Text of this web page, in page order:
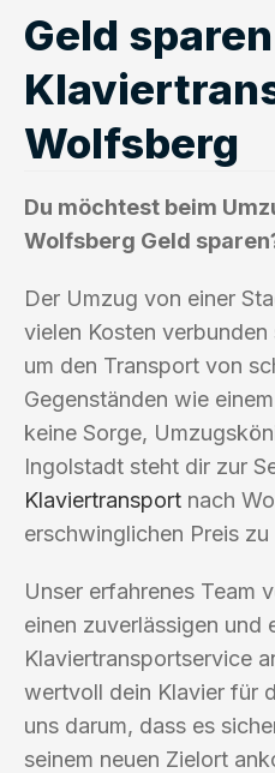
Geld
Wolfsberg
Du möchtest beim
Wolfsberg Geld
Der Umzug von einer
vielen Kosten
um den Transport von
Gegenständen wie
keine Sorge,
Ingolstadt steht dir zur
Klaviertransport nach
erschwinglichen Preis zu
Unser erfahrenes Team
einen zuverlässigen und
Klaviertransportservice
wertvoll dein Klavier für
uns darum, dass es
seinem neuen Zielort